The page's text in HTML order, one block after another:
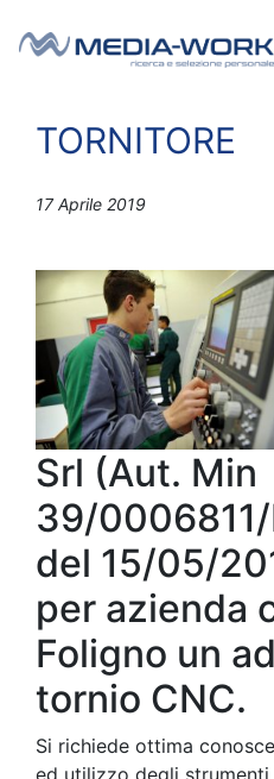
Navigazione
TORNITORE
17 Aprile 2019
Srl (Aut. Min
39/
del 15/05/
per azienda
Foligno un
tornio CNC.
Si richiede ottima
ed utilizzo degli